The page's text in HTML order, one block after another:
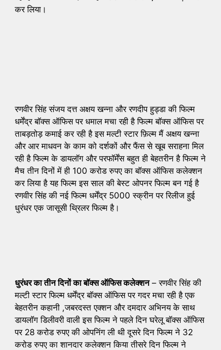
कर लिया।
रणवीर सिंह संजय दत्त अक्षय खन्ना और रणदीप हुड्डा की फिल्म
धर्मेंद्र बॉक्स ऑफिस पर धमाल मचा रही है फिल्म बॉक्स ऑफिस पर
ताबड़तोड़ कमाई कर रही है इस मल्टी स्टार फ़िल्म मैं अक्षय खन्ना
और आर माधवन के काम को दर्शकों और फैंस से खूब सराहना मिल
रही है फिल्म के डायलॉग और परफॉर्मेंस बहुत ही बेहतरीन है फिल्म ने
मैच तीन दिनों में ही 100 करोड रुपए का बॉक्स ऑफिस कलेक्शन
कर लिया है यह फिल्म इस साल की बेस्ट ओपनर फिल्म बन गई है
रणवीर सिंह की नई फिल्म धर्मेंद्र 5000 स्क्रीन पर रिलीज हुई
धुरंधर एक जासूसी थ्रिलर फिल्म है।
धुरंधर का तीन दिनों का बॉक्स ऑफिस कलेक्शन– रणवीर सिंह की
मल्टी स्टार फिल्म धर्मेंद्र बॉक्स ऑफिस पर गदर मचा रही है एक
बेहतरीन कहानी ,जबरदस्त एक्शन और दमदार अभिनय के साथ
डायलॉग डिलीवरी वाली इस फिल्म ने पहले दिन घरेलू बॉक्स ऑफिस
पर 28 करोड रुपए की ओपनिंग ली थी दूसरे दिन फिल्म ने 32
करोड रुपए का शानदार कलेक्शन किया तीसरे दिन फिल्म ने